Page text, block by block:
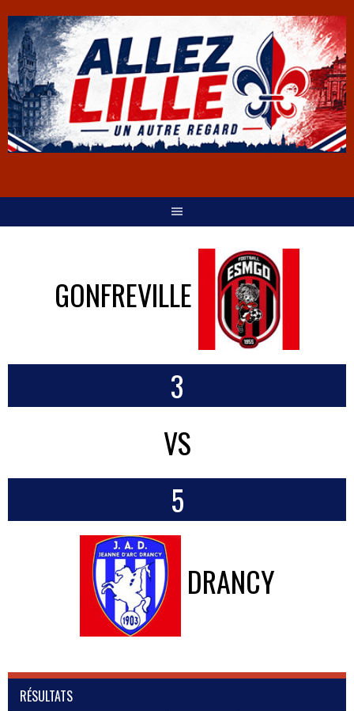
GONFREVILLE
3
VS
5
DRANCY
RÉSULTATS